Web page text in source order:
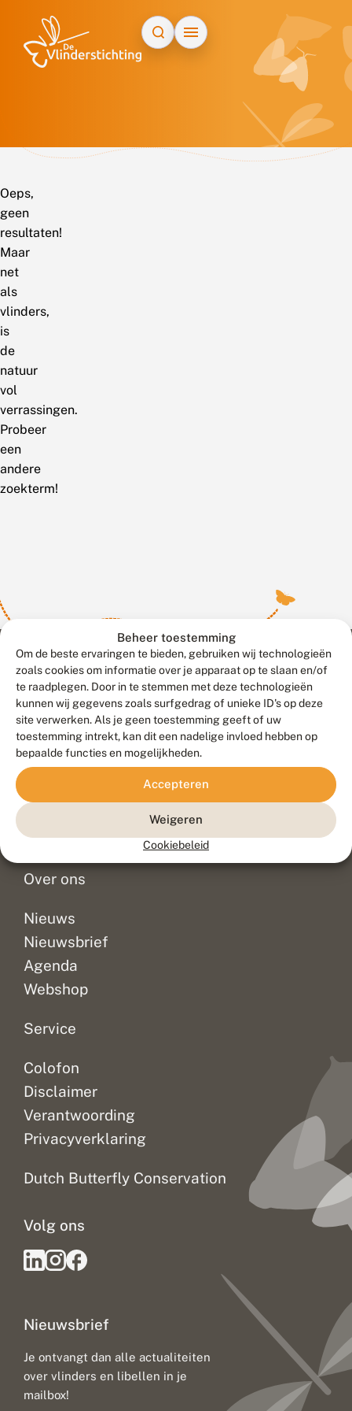
Beheer toestemming
Om de beste ervaringen te bieden, gebruiken wij technologieën
zoals cookies om informatie over je apparaat op te slaan en/of
te raadplegen. Door in te stemmen met deze technologieën
kunnen wij gegevens zoals surfgedrag of unieke ID's op deze
site verwerken. Als je geen toestemming geeft of uw
toestemming intrekt, kan dit een nadelige invloed hebben op
bepaalde functies en mogelijkheden.
Accepteren
Weigeren
Cookiebeleid
Oeps,
geen
resultaten!
Maar
net
als
vlinders,
is
de
natuur
vol
verrassingen.
Probeer
een
andere
zoekterm!
Contact
Veelgestelde vragen
Doneer
Over ons
Nieuws
Nieuwsbrief
Agenda
Webshop
Service
Colofon
Disclaimer
Verantwoording
Privacyverklaring
Dutch Butterfly Conservation
Nieuwsbrief
Je ontvangt dan alle actualiteiten
over vlinders en libellen in je
mailbox!
Volg ons
Meld waarnemingen© 2026 Vlinderstichting
Duurzaam ontwikkeld door
Go2People
, ontworpen door
Blue Field Agency
Privacy
Disclaimer
Sitemap